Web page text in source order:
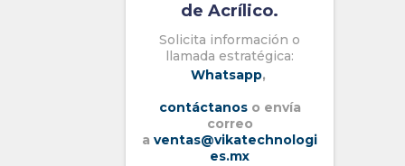
de Acrílico.
Solicita información o
llamada estratégica:
Whatsapp,
contáctanos o envía
correo
a ventas@vikatechnologi
es.mx